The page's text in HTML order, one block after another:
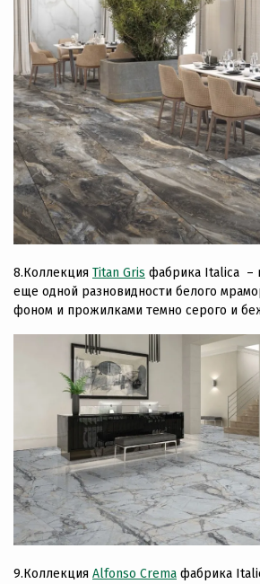
8.Коллекция Titan Gris фабрика Italica –
еще одной разновидности белого
фоном и прожилками темно серого и
9.Коллекция Alfonso Crema фабрика